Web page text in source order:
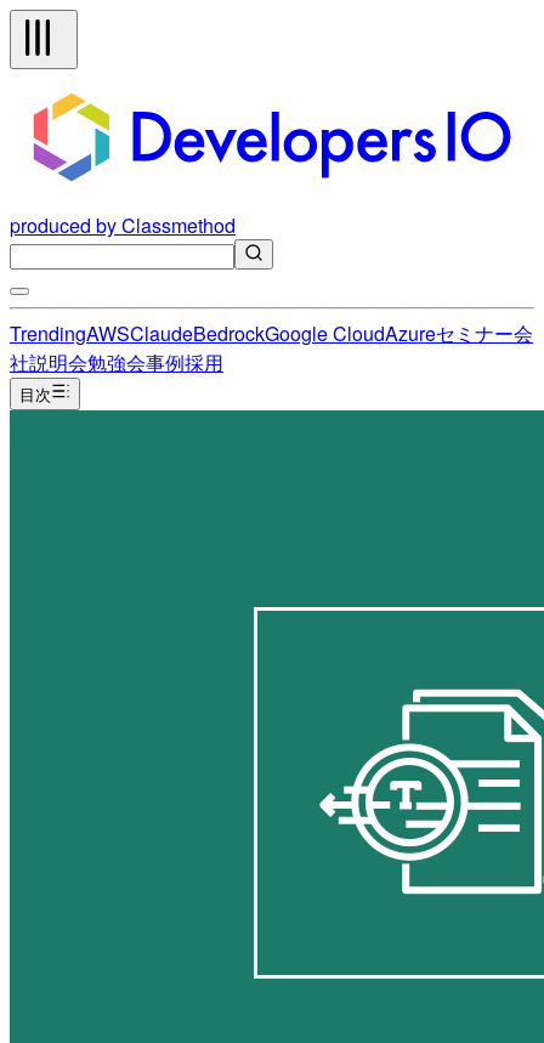
produced by Classmethod
TrendingAWSClaudeBedrockGoogle CloudAzureセミナー会
社説明会勉強会事例採用
目次